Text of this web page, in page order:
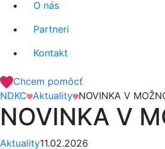
O nás
Partneri
Kontakt
Chcem pomôcť
NDKC Aktuality NOVINKA V
NOVINKA V
Aktuality11.02.2026